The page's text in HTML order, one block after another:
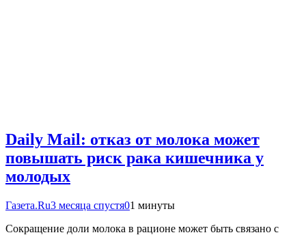
Daily Mail: отказ от молока может
повышать риск рака кишечника у
молодых
Газета.Ru3 месяца спустя01 минуты
Сокращение доли молока в рационе может быть связано с